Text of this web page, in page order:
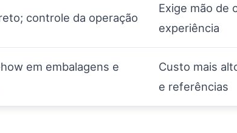
controle da operação
Exige mão de
experiência
em embalagens e
Custo mais
e referências